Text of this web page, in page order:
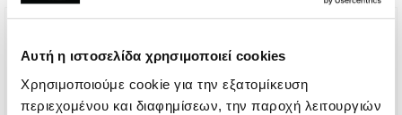
Αυτή η ιστοσελίδα χρησιμοποιεί cookies
Χρησιμοποιούμε cookie για την εξατομίκευση
περιεχομένου και διαφημίσεων, την παροχή λειτουργιών